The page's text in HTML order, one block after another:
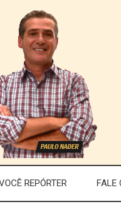
REPÓRTER FALE